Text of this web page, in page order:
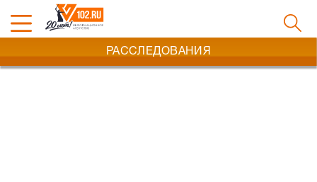
РАССЛЕДОВАНИЯ